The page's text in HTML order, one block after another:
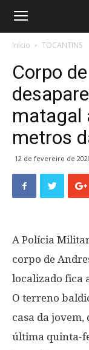
Início TOCANTINS
Corpo
matagal
metros
12 de fevereiro de
A Polícia
corpo de
localizado fica
O terreno
casa da jovem,
última quinta-